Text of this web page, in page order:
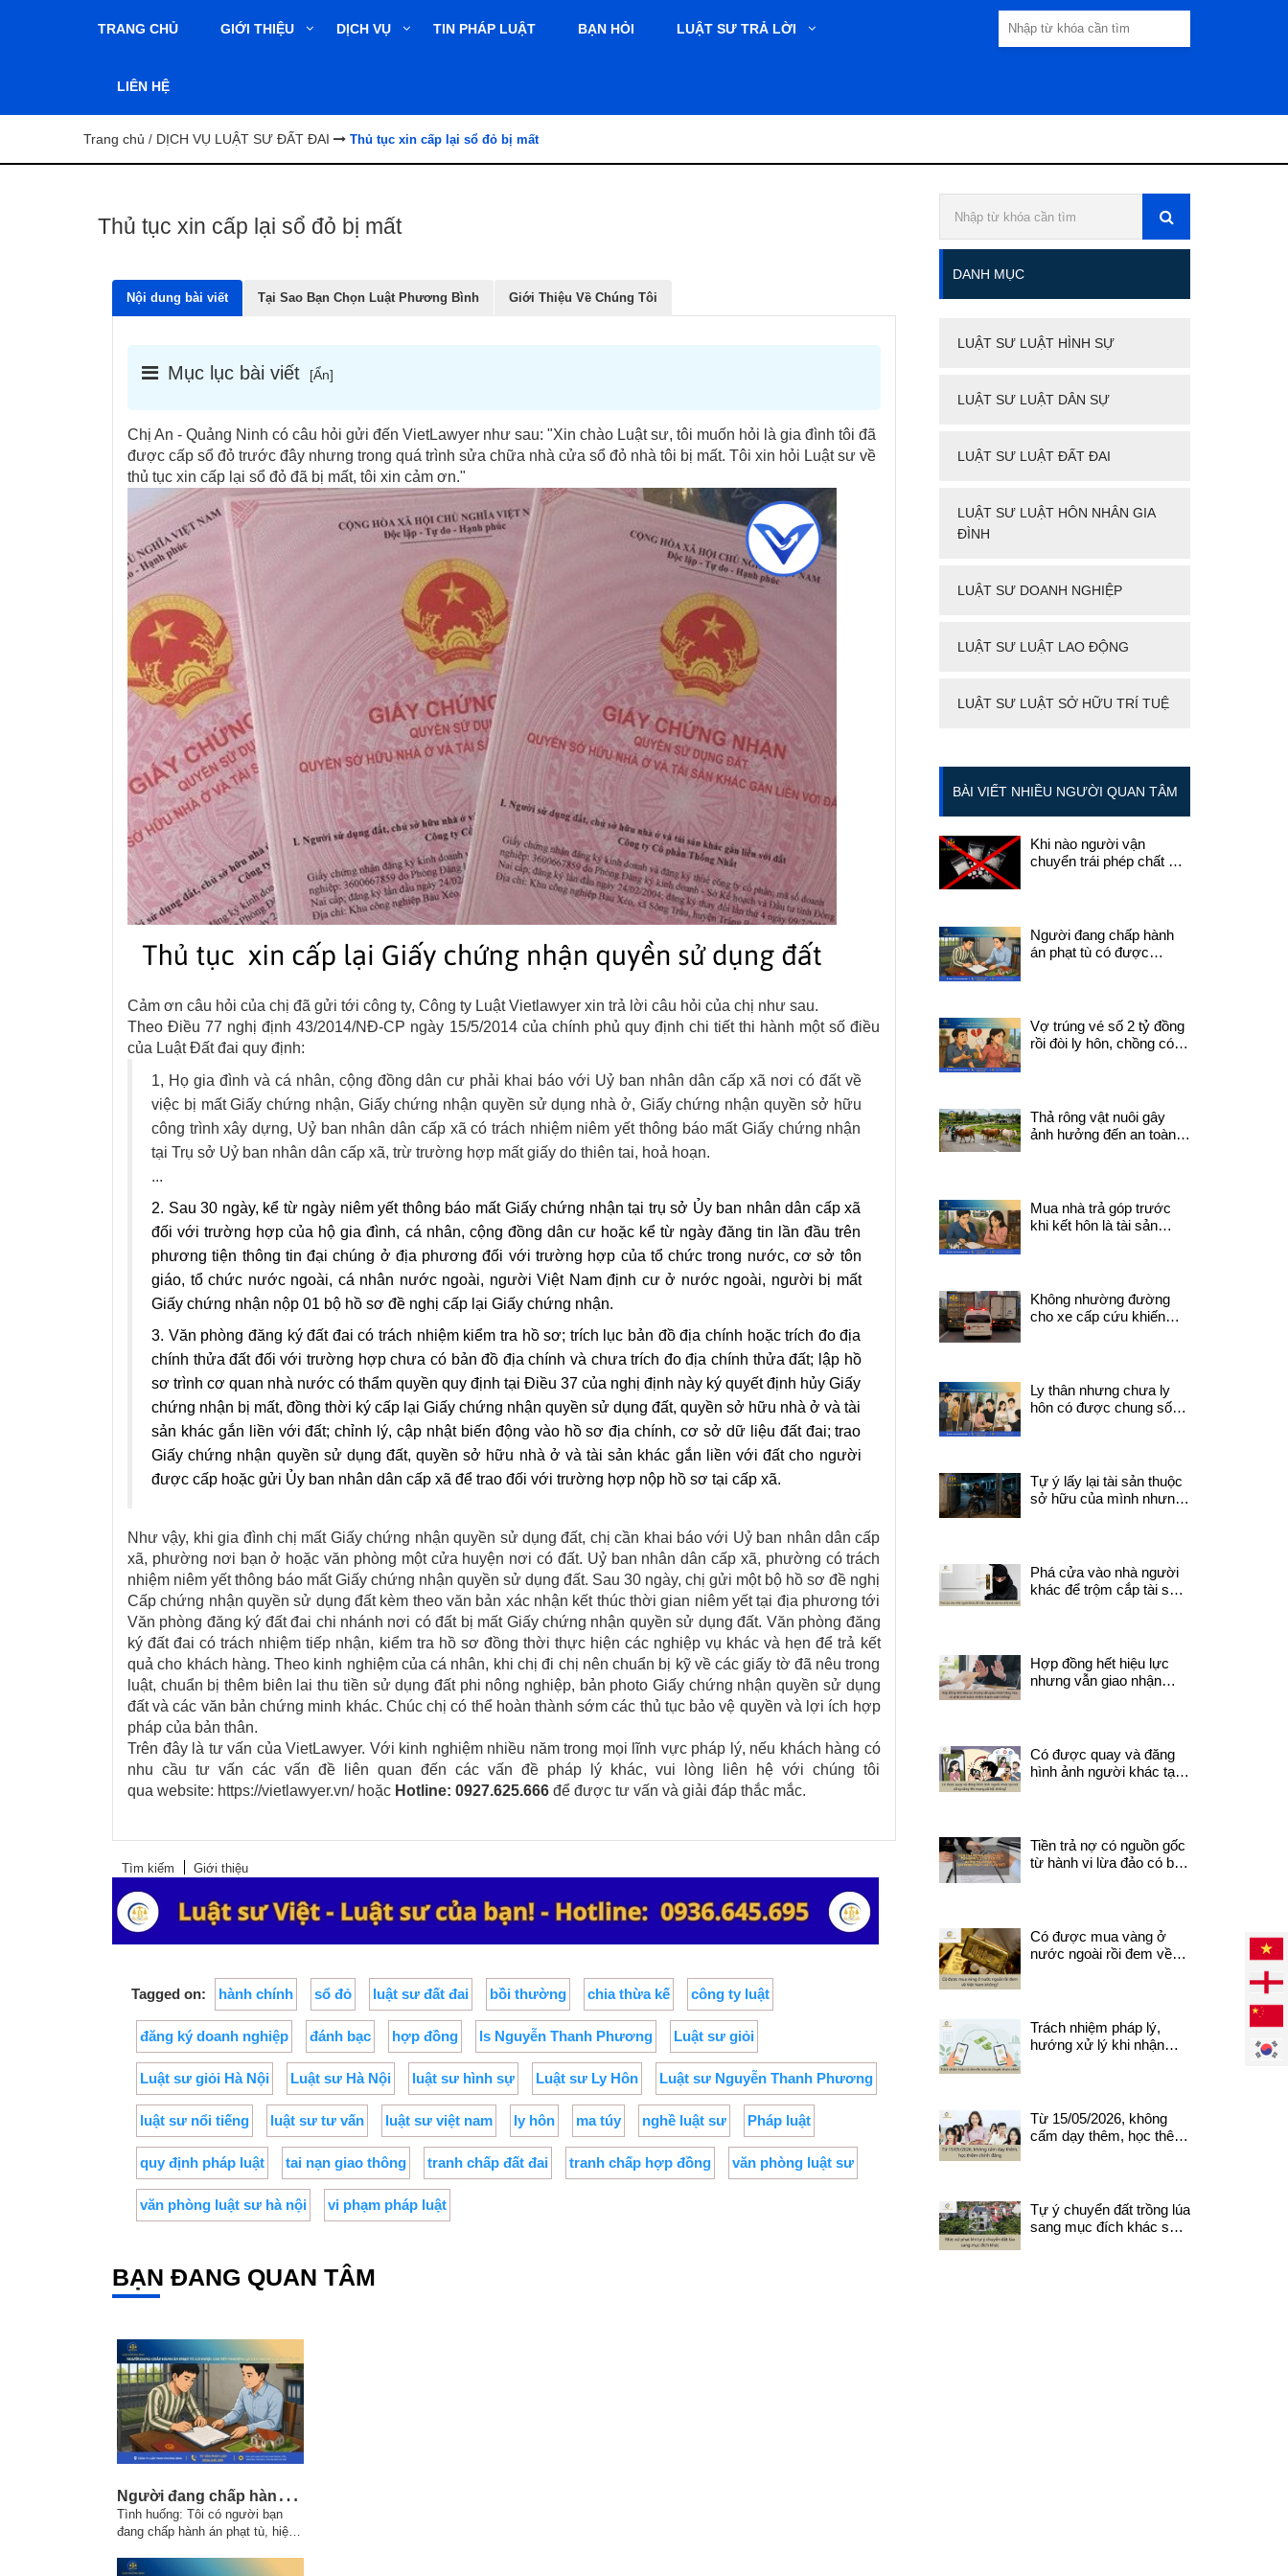
TRANG CHỦ GIỚI THIỆU DỊCH VỤ TIN PHÁP LUẬT BẠN HỎI LUẬT SƯ TRẢ LỜI
LIÊN HỆ
Trang chủ / DỊCH VỤ LUẬT SƯ ĐẤT ĐAI Thủ tục xin cấp lại sổ đỏ bị mất
Thủ tục xin cấp lại sổ đỏ bị mất
Nội dung bài viết Tại Sao Bạn Chọn Luật Phương Bình Giới Thiệu Về Chúng Tôi
Mục lục bài viết [Ẩn]
Chị An - Quảng Ninh có câu hỏi gửi đến VietLawyer như sau: "Xin chào Luật sư, tôi muốn hỏi là gia đình tôi đã
được cấp sổ đỏ trước đây nhưng trong quá trình sửa chữa nhà cửa sổ đỏ nhà tôi bị mất. Tôi xin hỏi Luật sư về
thủ tục xin cấp lại sổ đỏ đã bị mất, tôi xin cảm ơn."
Cảm ơn câu hỏi của chị đã gửi tới công ty, Công ty Luật Vietlawyer xin trả lời câu hỏi của chị như sau.
Theo Điều 77 nghị định 43/2014/NĐ-CP ngày 15/5/2014 của chính phủ quy định chi tiết thi hành một số điều
của Luật Đất đai quy định:
1, Họ gia đình và cá nhân, cộng đồng dân cư phải khai báo với Uỷ ban nhân dân cấp xã nơi có đất về
việc bị mất Giấy chứng nhận, Giấy chứng nhận quyền sử dụng nhà ở, Giấy chứng nhận quyền sở hữu
công trình xây dựng, Uỷ ban nhân dân cấp xã có trách nhiệm niêm yết thông báo mất Giấy chứng nhận
tại Trụ sở Uỷ ban nhân dân cấp xã, trừ trường hợp mất giấy do thiên tai, hoả hoạn.
...
2. Sau 30 ngày, kể từ ngày niêm yết thông báo mất Giấy chứng nhận tại trụ sở Ủy ban nhân dân cấp xã
đối với trường hợp của hộ gia đình, cá nhân, cộng đồng dân cư hoặc kể từ ngày đăng tin lần đầu trên
phương tiện thông tin đại chúng ở địa phương đối với trường hợp của tổ chức trong nước, cơ sở tôn
giáo, tổ chức nước ngoài, cá nhân nước ngoài, người Việt Nam định cư ở nước ngoài, người bị mất
Giấy chứng nhận nộp 01 bộ hồ sơ đề nghị cấp lại Giấy chứng nhận.
3. Văn phòng đăng ký đất đai có trách nhiệm kiểm tra hồ sơ; trích lục bản đồ địa chính hoặc trích đo địa
chính thửa đất đối với trường hợp chưa có bản đồ địa chính và chưa trích đo địa chính thửa đất; lập hồ
sơ trình cơ quan nhà nước có thẩm quyền quy định tại Điều 37 của nghị định này ký quyết định hủy Giấy
chứng nhận bị mất, đồng thời ký cấp lại Giấy chứng nhận quyền sử dụng đất, quyền sở hữu nhà ở và tài
sản khác gắn liền với đất; chỉnh lý, cập nhật biến động vào hồ sơ địa chính, cơ sở dữ liệu đất đai; trao
Giấy chứng nhận quyền sử dụng đất, quyền sở hữu nhà ở và tài sản khác gắn liền với đất cho người
được cấp hoặc gửi Ủy ban nhân dân cấp xã để trao đối với trường hợp nộp hồ sơ tại cấp xã.
Như vậy, khi gia đình chị mất Giấy chứng nhận quyền sử dụng đất, chị cần khai báo với Uỷ ban nhân dân cấp
xã, phường nơi bạn ở hoặc văn phòng một cửa huyện nơi có đất. Uỷ ban nhân dân cấp xã, phường có trách
nhiệm niêm yết thông báo mất Giấy chứng nhận quyền sử dụng đất. Sau 30 ngày, chị gửi một bộ hồ sơ đề nghị
Cấp chứng nhận quyền sử dụng đất kèm theo văn bản xác nhận kết thúc thời gian niêm yết tại địa phương tới
Văn phòng đăng ký đất đai chi nhánh nơi có đất bị mất Giấy chứng nhận quyền sử dụng đất. Văn phòng đăng
ký đất đai có trách nhiệm tiếp nhận, kiểm tra hồ sơ đồng thời thực hiện các nghiệp vụ khác và hẹn để trả kết
quả cho khách hàng. Theo kinh nghiệm của cá nhân, khi chị đi chị nên chuẩn bị kỹ về các giấy tờ đã nêu trong
luật, chuẩn bị thêm biên lai thu tiền sử dụng đất phi nông nghiệp, bản photo Giấy chứng nhận quyền sử dụng
đất và các văn bản chứng minh khác. Chúc chị có thể hoàn thành sớm các thủ tục bảo vệ quyền và lợi ích hợp
pháp của bản thân.
Trên đây là tư vấn của VietLawyer. Với kinh nghiệm nhiều năm trong mọi lĩnh vực pháp lý, nếu khách hàng có
nhu cầu tư vấn các vấn đề liên quan đến các vấn đề pháp lý khác, vui lòng liên hệ với chúng tôi
qua website: https://vietlawyer.vn/hoặc Hotline: 0927.625.666 để được tư vấn và giải đáp thắc mắc.
Tìm kiếm Giới thiệu
Tagged on: hành chính sổ đỏ luật sư đất đai bồi thường chia thừa kế công ty luật
đăng ký doanh nghiệp đánh bạc hợp đồng ls Nguyễn Thanh Phương Luật sư giỏi
Luật sư giỏi Hà Nội Luật sư Hà Nội luật sư hình sự Luật sư Ly Hôn Luật sư Nguyễn Thanh Phương
luật sư nổi tiếng luật sư tư vấn luật sư việt nam ly hôn ma túy nghề luật sư Pháp luật
quy định pháp luật tai nạn giao thông tranh chấp đất đai tranh chấp hợp đồng văn phòng luật sư
văn phòng luật sư hà nội vi phạm pháp luật
BẠN ĐANG QUAN TÂM
N
gười đang chấp hành án phạt tù có được chuyển nhượng quyền sử dụng đất không?
Tình huống: Tôi có người bạn
đang chấp hành án phạt tù, hiện
Trước khi phạm tội bạn tôi có
DANH MỤC
LUẬT SƯ LUẬT HÌNH SỰ
LUẬT SƯ LUẬT DÂN SỰ
LUẬT SƯ LUẬT ĐẤT ĐAI
LUẬT SƯ LUẬT HÔN NHÂN GIA
ĐÌNH
LUẬT SƯ DOANH NGHIỆP
LUẬT SƯ LUẬT LAO ĐỘNG
LUẬT SƯ LUẬT SỞ HỮU TRÍ TUỆ
BÀI VIẾT NHIỀU NGƯỜI QUAN TÂM
Khi nào người vận
chuyển trái phép chất ma
Người đang chấp hành
án phạt tù có được
Vợ trúng vé số 2 tỷ đồng
rồi đòi ly hôn, chồng có
Thả rông vật nuôi gây
ảnh hưởng đến an toàn
Mua nhà trả góp trước
khi kết hôn là tài sản
Không nhường đường
cho xe cấp cứu khiến
như thế nào?
Ly thân nhưng chưa ly
hôn có được chung sống
Tự ý lấy lại tài sản thuộc
sở hữu của mình nhưng
Phá cửa vào nhà người
khác để trộm cắp tài sản
Hợp đồng hết hiệu lực
nhưng vẫn giao nhận
Có được quay và đăng
hình ảnh người khác tại
Tiền trả nợ có nguồn gốc
từ hành vi lừa đảo có bị
Có được mua vàng ở
nước ngoài rồi đem về
Trách nhiệm pháp lý,
hướng xử lý khi nhận
Từ 15/05/2026, không
cấm dạy thêm, học thêm
Tự ý chuyển đất trồng lúa
sang mục đích khác sẽ